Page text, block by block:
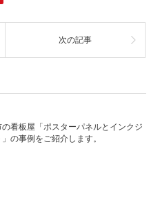
次の記事
看板屋「ポスターパネルとインクジ
の事例をご紹介します。